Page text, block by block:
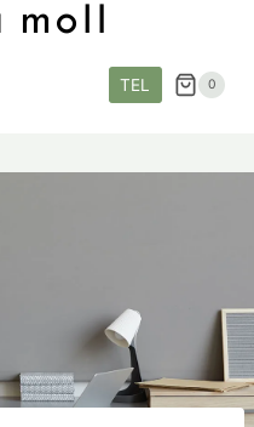
TEL 0